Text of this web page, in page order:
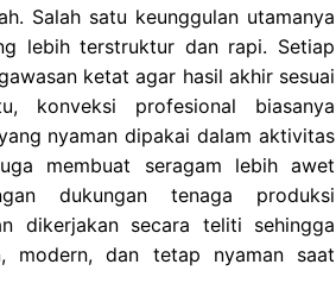
Salah satu keunggulan utamanya
lebih terstruktur dan rapi. Setiap
ketat agar hasil akhir sesuai
konveksi profesional biasanya
nyaman dipakai dalam aktivitas
membuat seragam lebih awet
dukungan tenaga produksi
dikerjakan secara teliti sehingga
modern, dan tetap nyaman saat